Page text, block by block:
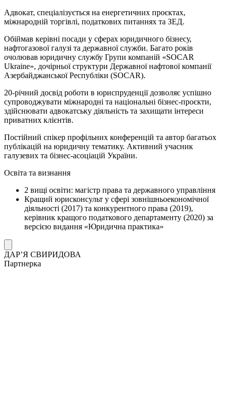
Адвокат, спеціалізується на енергетичних проєктах,
міжнародній торгівлі, податкових питаннях та ЗЕД.
Обіймав керівні посади у сферах юридичного бізнесу,
нафтогазової галузі та державної служби. Багато років
очолював юридичну службу Групи компаній «SOCAR
Ukraine», дочірньої структури Державної нафтової компанії
Азербайджанської Республіки (SOCAR).
20-річний досвід роботи в юриспруденції дозволяє успішно
супроводжувати міжнародні та національні бізнес-проєкти,
здійснювати адвокатську діяльність та захищати інтереси
приватних клієнтів.
Постійний спікер профільних конференцій та автор багатьох
публікацій на юридичну тематику. Активний учасник
галузевих та бізнес-асоціацій України.
Освіта та визнання
2 вищі освіти: магістр права та державного управління
Кращий юрисконсульт у сфері зовнішньоекономічної
діяльності (2017) та конкурентного права (2019),
керівник кращого податкового департаменту (2020) за
версією видання «Юридична практика»
ДАР’Я СВИРИДОВА
Партнерка